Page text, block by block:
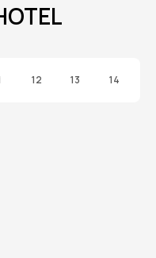
12 13 14